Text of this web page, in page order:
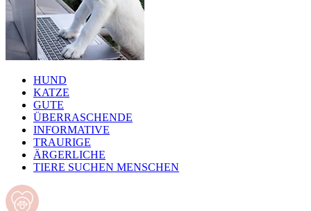
HUND
KATZE
GUTE
ÜBERRASCHENDE
INFORMATIVE
TRAURIGE
ÄRGERLICHE
TIERE SUCHEN MENSCHEN